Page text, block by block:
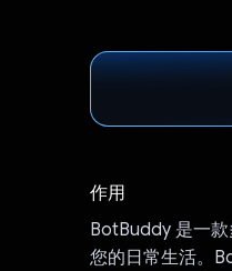
作用
BotBuddy 是一
您的日常生活。